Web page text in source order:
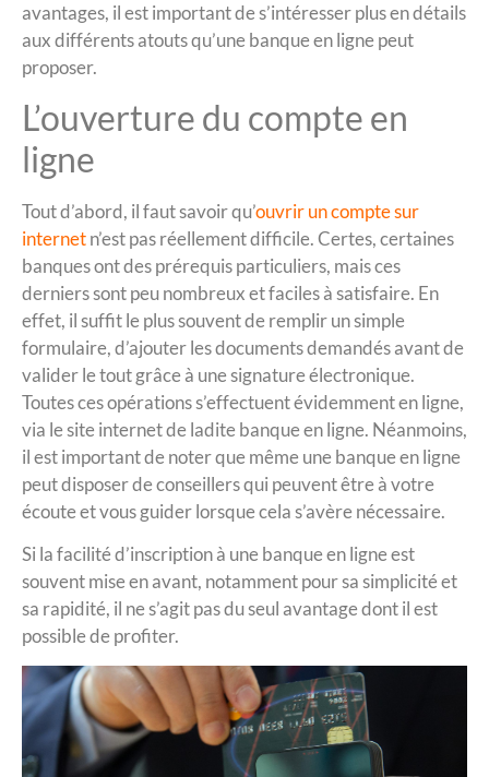
avantages, il est important de s’intéresser plus en détails
aux différents atouts qu’une banque en ligne peut
proposer.
L’ouverture du compte en
ligne
Tout d’abord, il faut savoir qu’ouvrir un compte sur
internetn’est pas réellement difficile. Certes, certaines
banques ont des prérequis particuliers, mais ces
derniers sont peu nombreux et faciles à satisfaire. En
effet, il suffit le plus souvent de remplir un simple
formulaire, d’ajouter les documents demandés avant de
valider le tout grâce à une signature électronique.
Toutes ces opérations s’effectuent évidemment en ligne,
via le site internet de ladite banque en ligne. Néanmoins,
il est important de noter que même une banque en ligne
peut disposer de conseillers qui peuvent être à votre
écoute et vous guider lorsque cela s’avère nécessaire.
Si la facilité d’inscription à une banque en ligne est
souvent mise en avant, notamment pour sa simplicité et
sa rapidité, il ne s’agit pas du seul avantage dont il est
possible de profiter.